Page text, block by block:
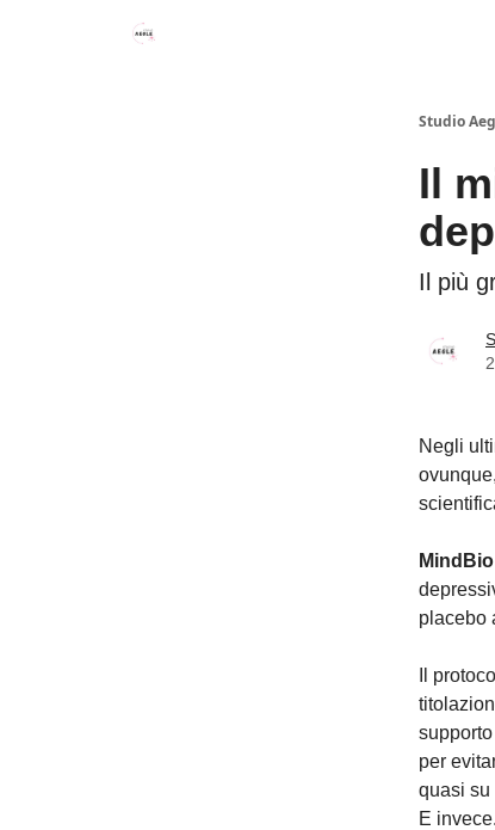
Studio
Il
Il più
Negli
placebo
Il
per
quasi su
E invece.